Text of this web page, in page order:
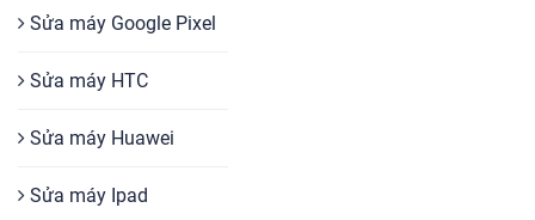
Sửa máy Google Pixel
Sửa máy HTC
Sửa máy Huawei
Sửa máy Ipad